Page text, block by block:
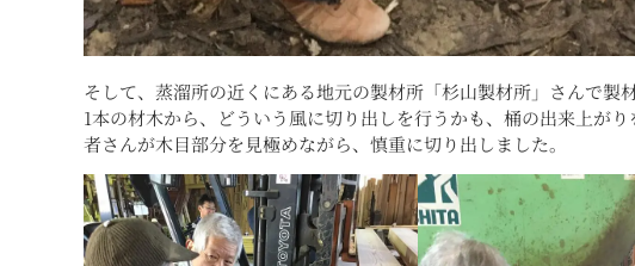
そして、蒸溜所の近くにある地元の製材所「杉山製材所」さんで製材
1本の材木から、どういう風に切り出しを行うかも、桶の出来上が
者さんが木目部分を見極めながら、慎重に切り出しました。